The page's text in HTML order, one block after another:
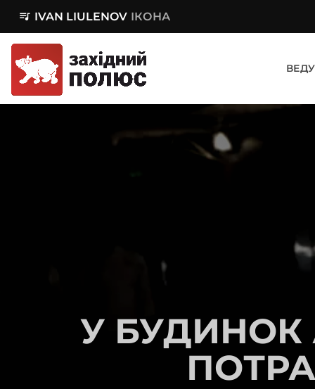
queue_music IVAN LIULENOV ІКОНА
У БУДИНОК